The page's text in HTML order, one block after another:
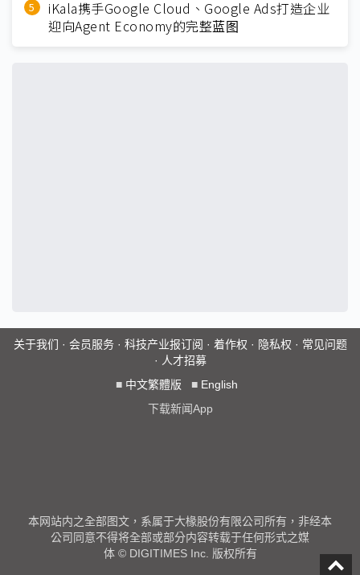
iKala携手Google Cloud、Google Ads打造企业
迎向Agent Economy的完整蓝图
关于我们 · 会员服务· 科技产业报订阅 · 着作权 · 隐私权 · 常见问题
· 人才招募
■ 中文繁體版 ■ English
下载新闻App
本网站内之全部图文，系属于大椽股份有限公司所有，非经本
公司同意不得将全部或部分内容转载于任何形式之媒
体 © DIGITIMES Inc. 版权所有